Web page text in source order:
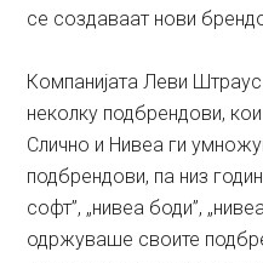
се создаваат нови
Компанијата Леви
неколку подбрендови,
Слично и Нивеа ги
подбрендови, па низ
софт”, „нивеа боди”,
одржуваше своите